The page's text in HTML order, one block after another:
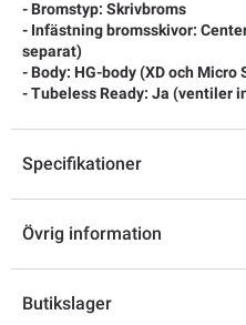
- Bromstyp: Skrivbroms
- Infästning bromsskivor:
separat)
- Body: HG-body (XD och
- Tubeless Ready: Ja (ventiler
Specifikationer
Övrig information
Butikslager